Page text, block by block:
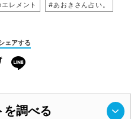
レメント #あおきさん占い。
ェアする
を調べる